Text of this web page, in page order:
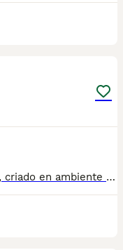
Preciosa camada de bulldog francés, criado en ambiente familiar, se entrega con toda la documentación en regla, pasaporte veterinario, microchip, contrato, factura iva incluido, se regala saquito de pienso, garantía y honestidad